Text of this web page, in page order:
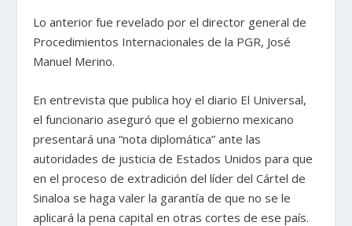
Lo anterior fue revelado por el director general de
Procedimientos Internacionales de la PGR, José
Manuel Merino.
En entrevista que publica hoy el diario El Universal,
el funcionario aseguró que el gobierno mexicano
presentará una “nota diplomática” ante las
autoridades de justicia de Estados Unidos para que
en el proceso de extradición del líder del Cártel de
Sinaloa se haga valer la garantía de que no se le
aplicará la pena capital en otras cortes de ese país.